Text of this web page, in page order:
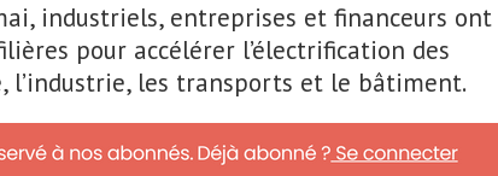
industriels, entreprises et financeurs ont
pour accélérer l’électrification des
l’industrie, les transports et le bâtiment.